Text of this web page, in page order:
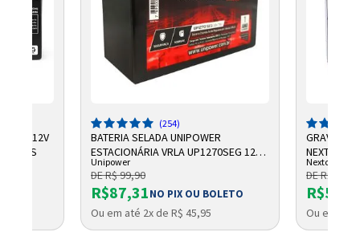
Entendi
Entendi
Entendi
Entendi
12V
(254)
BATERIA SELADA UNIPOWER
ESTACIONÁRIA VRLA UP1270SEG 12V
7AH F187
Unipower
DE R$ 99,90
R$87,31NO PIX OU BOLETO
Ou em até 2x de R$ 45,95
NEXTTECH
Nextcall
DE R$
Ou em até